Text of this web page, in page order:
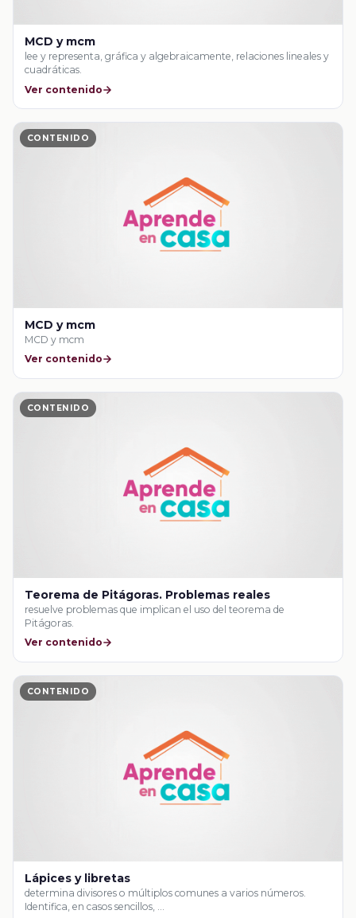
MCD y mcm
lee y representa, gráfica y algebraicamente, relaciones lineales y
cuadráticas.
Ver contenido
CONTENIDO
MCD y mcm
MCD y mcm
Ver contenido
CONTENIDO
Teorema de Pitágoras. Problemas reales
resuelve problemas que implican el uso del teorema de
Pitágoras.
Ver contenido
CONTENIDO
Lápices y libretas
determina divisores o múltiplos comunes a varios números.
Identifica, en casos sencillos, …